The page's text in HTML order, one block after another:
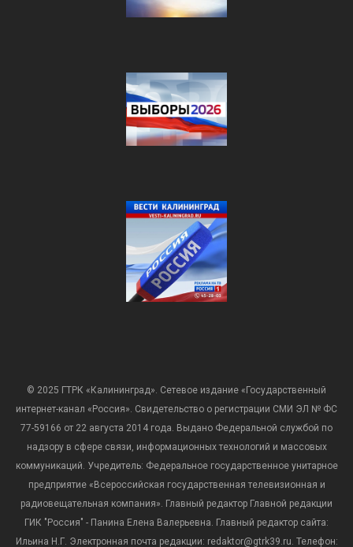
© 2025 ГТРК «Калининград». Сетевое издание «Государственный
интернет-канал «Россия». Свидетельство о регистрации СМИ ЭЛ № ФС
77-59166 от 22 августа 2014 года. Выдано Федеральной службой по
надзору в сфере связи, информационных технологий и массовых
коммуникаций. Учредитель: Федеральное государственное унитарное
предприятие «Всероссийская государственная телевизионная и
радиовещательная компания». Главный редактор Главной редакции
ГИК "Россия" - Панина Елена Валерьевна. Главный редактор сайта:
Ильина Н.Г. Электронная почта редакции: redaktor@gtrk39.ru. Телефон: